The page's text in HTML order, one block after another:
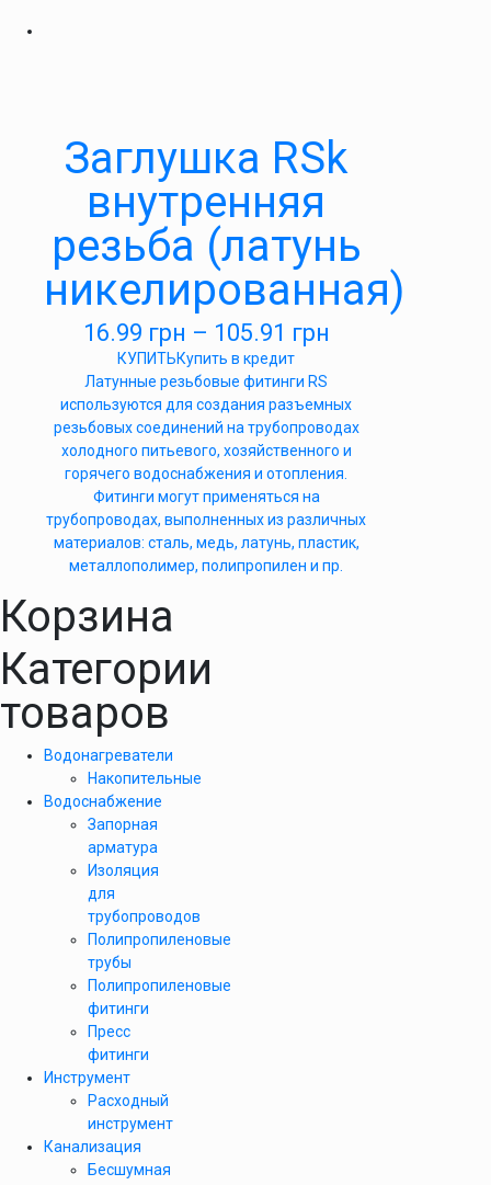
Заглушка RSk
внутренняя
резьба (латунь
никелированная)
16.99 грн – 105.91 грн
КУПИТЬКупить в кредит
Латунные резьбовые фитинги RS
используются для создания разъемных
резьбовых соединений на трубопроводах
холодного питьевого, хозяйственного и
горячего водоснабжения и отопления.
Фитинги могут применяться на
трубопроводах, выполненных из различных
материалов: сталь, медь, латунь, пластик,
металлополимер, полипропилен и пр.
Корзина
Категории
товаров
Водонагреватели
Накопительные
Водоснабжение
Запорная
арматура
Изоляция
для
трубопроводов
Полипропиленовые
трубы
Полипропиленовые
фитинги
Пресс
фитинги
Инструмент
Расходный
инструмент
Канализация
Бесшумная